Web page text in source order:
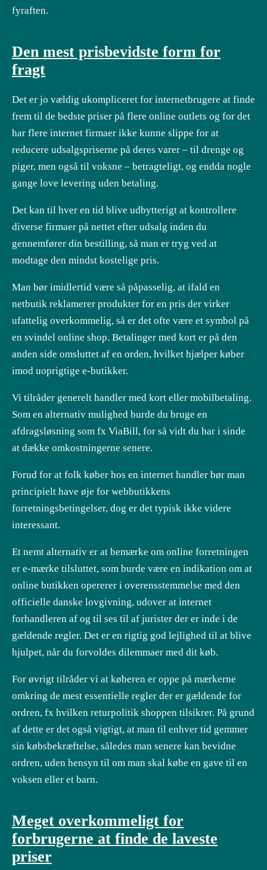
fyraften.
Den mest prisbevidste form for
fragt
Det er jo vældig ukompliceret for internetbrugere at finde
frem til de bedste priser på flere online outlets og for det
har flere internet firmaer ikke kunne slippe for at
reducere udsalgspriserne på deres varer – til drenge og
piger, men også til voksne – betragteligt, og endda nogle
gange love levering uden betaling.
Det kan til hver en tid blive udbytterigt at kontrollere
diverse firmaer på nettet efter udsalg inden du
gennemfører din bestilling, så man er tryg ved at
modtage den mindst kostelige pris.
Man bør imidlertid være så påpasselig, at ifald en
netbutik reklamerer produkter for en pris der virker
ufattelig overkommelig, så er det ofte være et symbol på
en svindel online shop. Betalinger med kort er på den
anden side omsluttet af en orden, hvilket hjælper køber
imod uoprigtige e-butikker.
Vi tilråder generelt handler med kort eller mobilbetaling.
Som en alternativ mulighed burde du bruge en
afdragsløsning som fx ViaBill, for så vidt du har i sinde
at dække omkostningerne senere.
Forud for at folk køber hos en internet handler bør man
principielt have øje for webbutikkens
forretningsbetingelser, dog er det typisk ikke videre
interessant.
Et nemt alternativ er at bemærke om online forretningen
er e-mærke tilsluttet, som burde være en indikation om at
online butikken opererer i overensstemmelse med den
officielle danske lovgivning, udover at internet
forhandleren af og til ses til af jurister der er inde i de
gældende regler. Det er en rigtig god lejlighed til at blive
hjulpet, når du forvoldes dilemmaer med dit køb.
For øvrigt tilråder vi at køberen er oppe på mærkerne
omkring de mest essentielle regler der er gældende for
ordren, fx hvilken returpolitik shoppen tilsikrer. På grund
af dette er det også vigtigt, at man til enhver tid gemmer
sin købsbekræftelse, således man senere kan bevidne
ordren, uden hensyn til om man skal købe en gave til en
voksen eller et barn.
Meget overkommeligt for
forbrugerne at finde de laveste
priser